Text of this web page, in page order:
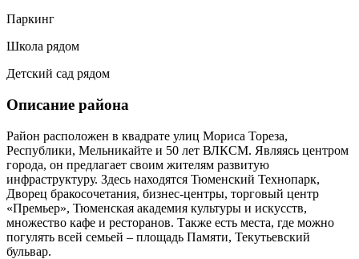
Паркинг
Школа рядом
Детский сад рядом
Описание района
Район расположен в квадрате улиц Мориса Тореза,
Республики, Мельникайте и 50 лет ВЛКСМ. Являясь центром
города, он предлагает своим жителям развитую
инфраструктуру. Здесь находятся Тюменский Технопарк,
Дворец бракосочетания, бизнес-центры, торговый центр
«Премьер», Тюменская академия культуры и искусств,
множество кафе и ресторанов. Также есть места, где можно
погулять всей семьей – площадь Памяти, Текутьевский
бульвар.